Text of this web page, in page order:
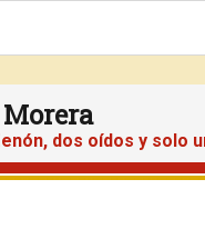
dos oídos y solo